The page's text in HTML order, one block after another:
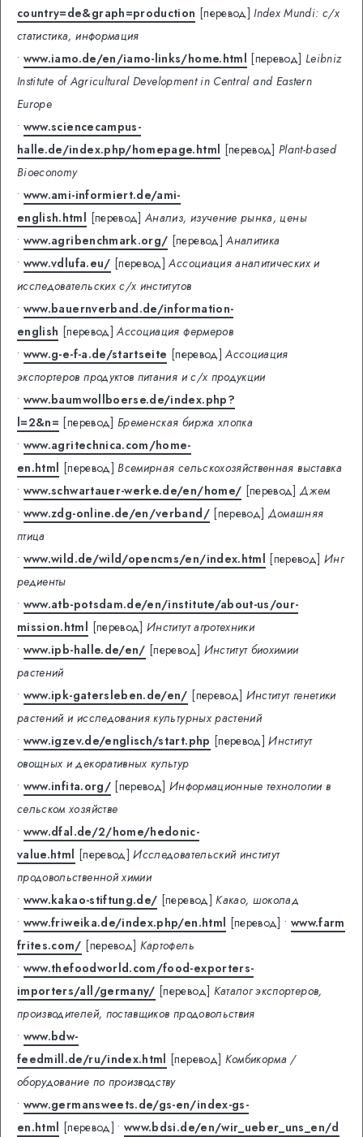
country=de&graph=production [перевод] Index Mundi: с/х
статистика, информация
• www.iamo.de/en/iamo-links/home.html [перевод] Leibniz
Institute of Agricultural Development in Central and Eastern
Europe
• www.sciencecampus-
halle.de/index.php/homepage.html [перевод] Plant-based
Bioeconomy
• www.ami-informiert.de/ami-
english.html [перевод] Анализ, изучение рынка, цены
• www.agribenchmark.org/ [перевод] Аналитика
• www.vdlufa.eu/ [перевод] Ассоциация аналитических и
исследовательских с/х институтов
• www.bauernverband.de/information-
english [перевод] Ассоциация фермеров
• www.g-e-f-a.de/startseite [перевод] Ассоциация
экспортеров продуктов питания и с/х продукции
• www.baumwollboerse.de/index.php?
l=2&n= [перевод] Бременская биржа хлопка
• www.agritechnica.com/home-
en.html [перевод] Всемирная сельскохозяйственная выставка
• www.schwartauer-werke.de/en/home/ [перевод] Джем
• www.zdg-online.de/en/verband/ [перевод] Домашняя
птица
• www.wild.de/wild/opencms/en/index.html [перевод] Инг
редиенты
• www.atb-potsdam.de/en/institute/about-us/our-
mission.html [перевод] Институт агротехники
• www.ipb-halle.de/en/ [перевод] Институт биохимии
растений
• www.ipk-gatersleben.de/en/ [перевод] Институт генетики
растений и исследования культурных растений
• www.igzev.de/englisch/start.php [перевод] Институт
овощных и декоративных культур
• www.infita.org/ [перевод] Информационные технологии в
сельском хозяйстве
• www.dfal.de/2/home/hedonic-
value.html [перевод] Исследовательский институт
продовольственной химии
• www.kakao-stiftung.de/ [перевод] Какао, шоколад
• www.friweika.de/index.php/en.html [перевод] • www.farm
frites.com/ [перевод] Картофель
• www.thefoodworld.com/food-exporters-
importers/all/germany/ [перевод] Каталог экспортеров,
производителей, поставщиков продовольствия
• www.bdw-
feedmill.de/ru/index.html [перевод] Комбикорма /
оборудование по производству
• www.germansweets.de/gs-en/index-gs-
en.html [перевод] •www.bdsi.de/en/wir_ueber_uns_en/d